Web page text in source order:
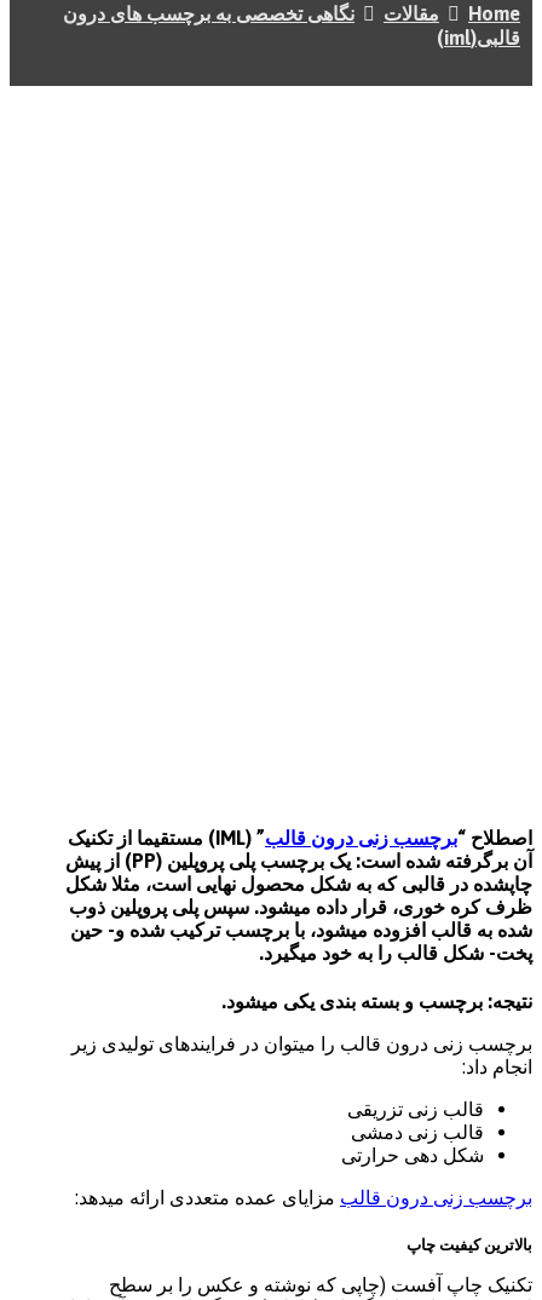
Home مقالات
نگاهی تخصصی به برچسب های درون
قالبی(iml)
اصطلاح “برچسب زنی درون قالب
” (IML) مستقیما از تکنیک
آن برگرفته شده است: یک برچسب پلی پروپلین (PP) از پیش
چاپ­شده در قالبی که به شکل محصول نهایی است، مثلا شکل
ظرف کره خوری، قرار داده می­شود. سپس پلی پروپلین ذوب
شده به قالب افزوده می­شود، با برچسب ترکیب شده و- حین
پخت- شکل قالب را به خود می­گیرد.
نتیجه: برچسب و بسته بندی یکی می­شود.
برچسب زنی درون قالب را می­توان در فرایندهای تولیدی زیر
انجام داد:
قالب زنی تزریقی
قالب زنی دمشی
شکل دهی حرارتی
برچسب زنی درون قالب مزایای عمده متعددی ارائه می­دهد:
بالاترین کیفیت چاپ
تکنیک چاپ آفست (چاپی که نوشته و عکس را بر سطح